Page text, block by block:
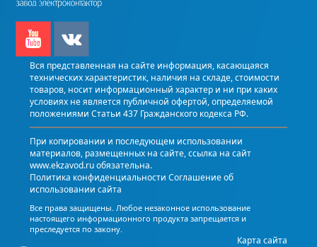
Вся представленная на сайте информация, касающаяся
технических характеристик, наличия на складе, стоимости
товаров, носит информационный характер и ни при каких
условиях не является публичной офертой, определяемой
положениями Статьи 437 Гражданского кодекса РФ.
При копировании и последующем использовании
материалов, размещенных на сайте, ссылка на сайт
www.ekzavod.ru обязательна.
Политика конфиденциальности Соглашение об
использовании сайта
Все права защищены. Любое незаконное использование
настоящего информационного продукта запрещается и
преследуется по закону.
Карта сайта